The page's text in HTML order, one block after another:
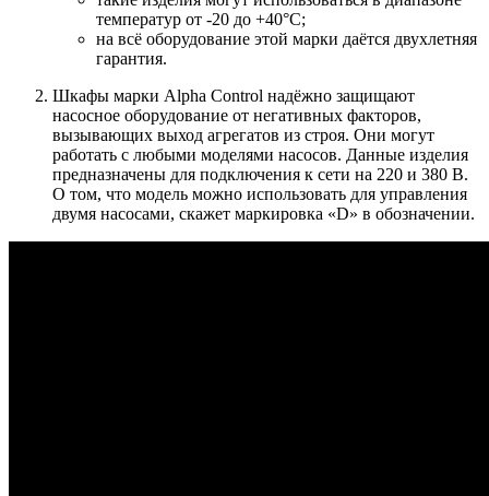
температур от -20 до +40°С;
на всё оборудование этой марки даётся двухлетняя
гарантия.
Шкафы марки Alpha Control надёжно защищают
насосное оборудование от негативных факторов,
вызывающих выход агрегатов из строя. Они могут
работать с любыми моделями насосов. Данные изделия
предназначены для подключения к сети на 220 и 380 В.
О том, что модель можно использовать для управления
двумя насосами, скажет маркировка «D» в обозначении.